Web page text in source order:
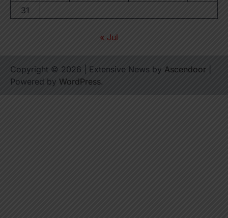
31
« Jul
Copyright © 2026 | Extensive News by Ascendoor
Powered by WordPress.